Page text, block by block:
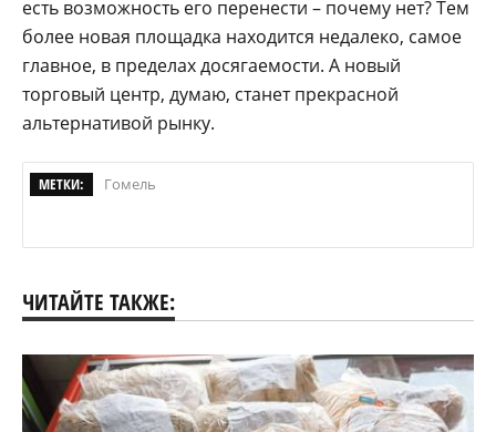
есть возможность его перенести – почему нет? Тем
более новая площадка находится недалеко, самое
главное, в пределах досягаемости. А новый
торговый центр, думаю, станет прекрасной
альтернативой рынку.
МЕТКИ: Гомель
ЧИТАЙТЕ ТАКЖЕ: